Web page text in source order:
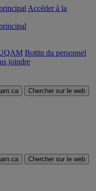
Accéder à la
Bottin du personnel
joindre
Chercher sur le web
Chercher sur le web